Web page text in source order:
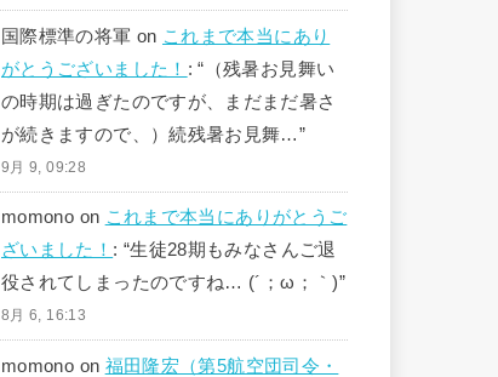
国際標準の将軍 on これまで本当にあり
がとうございました！ : “ （残暑お見舞い
の時期は過ぎたのですが、まだまだ暑さ
が続きますので、）続残暑お見舞…”
9月 9, 09:28
momono on これまで本当にありがとうご
ざいました！ : “生徒28期もみなさんご退
役されてしまったのですね… (´；ω；｀)”
8月 6, 16:13
momono on 福田隆宏（第5航空団司令・